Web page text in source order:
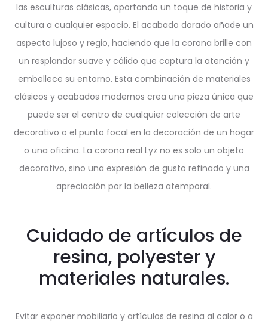
las esculturas clásicas, aportando un toque de historia y
cultura a cualquier espacio. El acabado dorado añade un
aspecto lujoso y regio, haciendo que la corona brille con
un resplandor suave y cálido que captura la atención y
embellece su entorno. Esta combinación de materiales
clásicos y acabados modernos crea una pieza única que
puede ser el centro de cualquier colección de arte
decorativo o el punto focal en la decoración de un hogar
o una oficina. La corona real Lyz no es solo un objeto
decorativo, sino una expresión de gusto refinado y una
apreciación por la belleza atemporal.
Cuidado de artículos de
resina, polyester y
materiales naturales.
Evitar exponer mobiliario y artículos de resina al calor o a